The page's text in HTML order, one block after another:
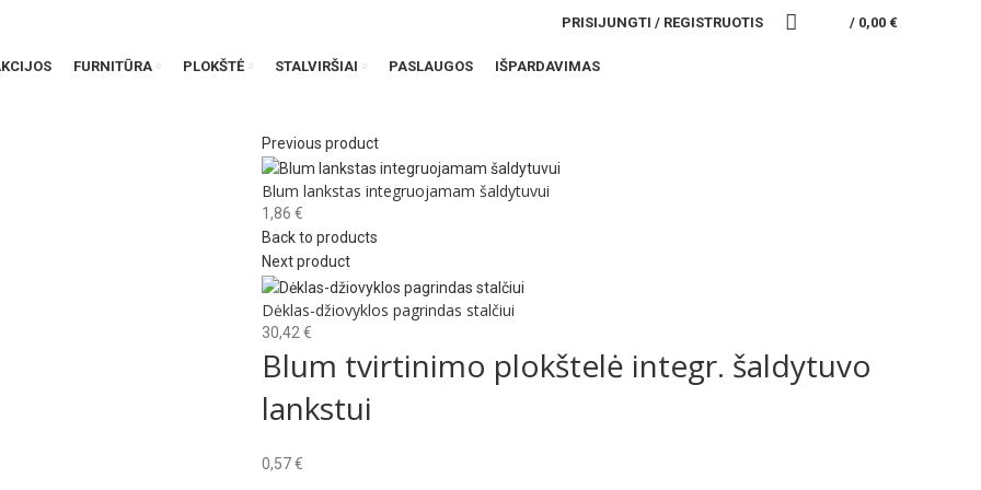
PRISIJUNGTI / REGISTRUOTIS / 0,00 €
FURNITŪRA PLOKŠTĖ STALVIRŠIAI PASLAUGOS IŠPARDAVIMAS
Previous product
Blum lankstas integruojamam šaldytuvui
1,86 €
Back to products
Next product
Dėklas-džiovyklos pagrindas stalčiui
30,42 €
Blum tvirtinimo plokštelė integr. šaldytuvo
lankstui
0,57€